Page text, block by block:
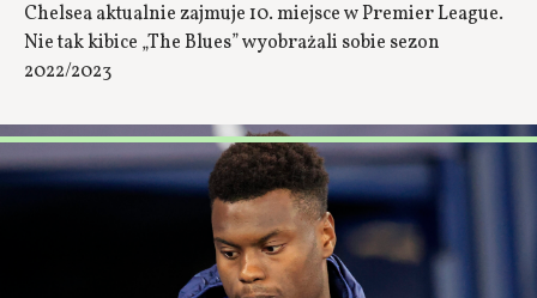
Chelsea aktualnie zajmuje 10. miejsce w Premier League.
Nie tak kibice „The Blues” wyobrażali sobie sezon
2022/2023